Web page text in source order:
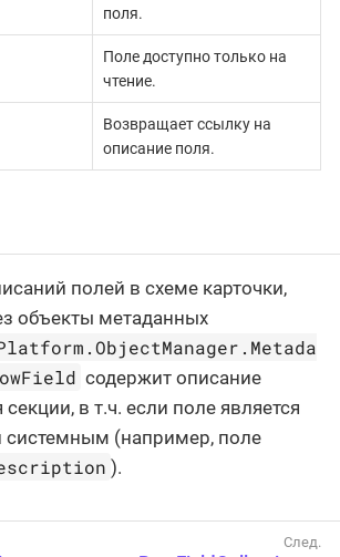
поля.
Поле доступно только на
чтение.
Возвращает ссылку на
описание поля.
полей в схеме карточки,
объекты метаданных
содержит описание
в т.ч. если поле является
(например, поле
).